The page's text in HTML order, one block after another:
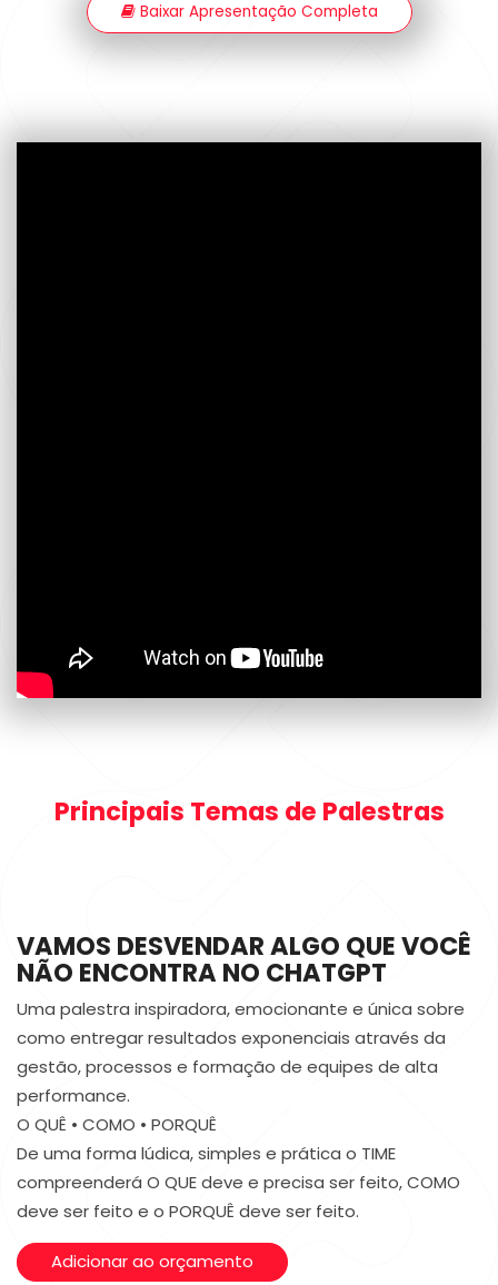
Baixar Apresentação Completa
Principais Temas de Palestras
VAMOS DESVENDAR ALGO QUE VOCÊ
NÃO ENCONTRA NO CHATGPT
Uma palestra inspiradora, emocionante e única sobre
como entregar resultados exponenciais através da
gestão, processos e formação de equipes de alta
performance.
O QUÊ • COMO • PORQUÊ
De uma forma lúdica, simples e prática o TIME
compreenderá O QUE deve e precisa ser feito, COMO
deve ser feito e o PORQUÊ deve ser feito.
Adicionar ao orçamento